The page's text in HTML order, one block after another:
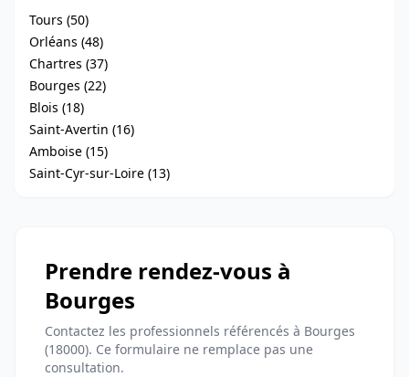
Tours (50)
Orléans (48)
Chartres (37)
Bourges (22)
Blois (18)
Saint-Avertin (16)
Amboise (15)
Saint-Cyr-sur-Loire (13)
Prendre rendez-vous à
Bourges
Contactez les professionnels référencés à Bourges
(18000). Ce formulaire ne remplace pas une
consultation.